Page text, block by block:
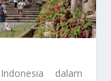
dalam